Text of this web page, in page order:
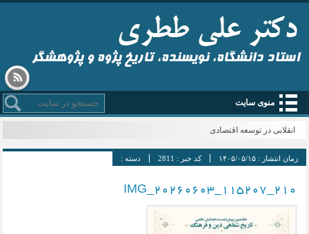
استاد دانشگاه، نویسنده، تاریخ پژوه و پژوهشگر
منوی سایت
انقلابی در توسعه اقتصادی
زمان انتشار :۱۴۰۵/۰۵/۱۵ کد خبر : 2811 دسته :
IMG_20260603_115207_210